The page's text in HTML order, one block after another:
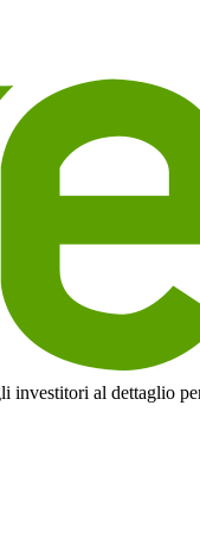
investitori al dettaglio